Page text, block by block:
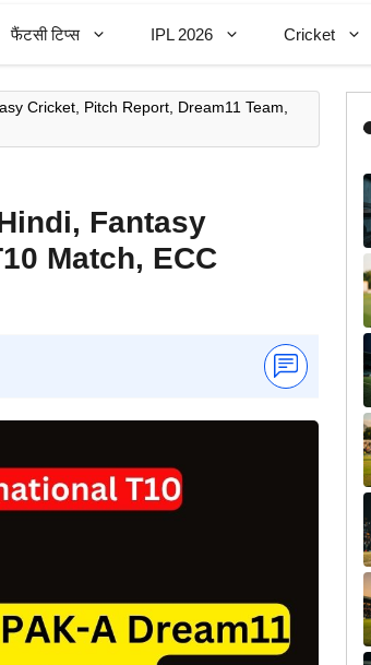
फैंटसी टिप्स IPL 2026 Cricket
Cricket, Pitch Report, Dream11 Team,
Fantasy
Match, ECC